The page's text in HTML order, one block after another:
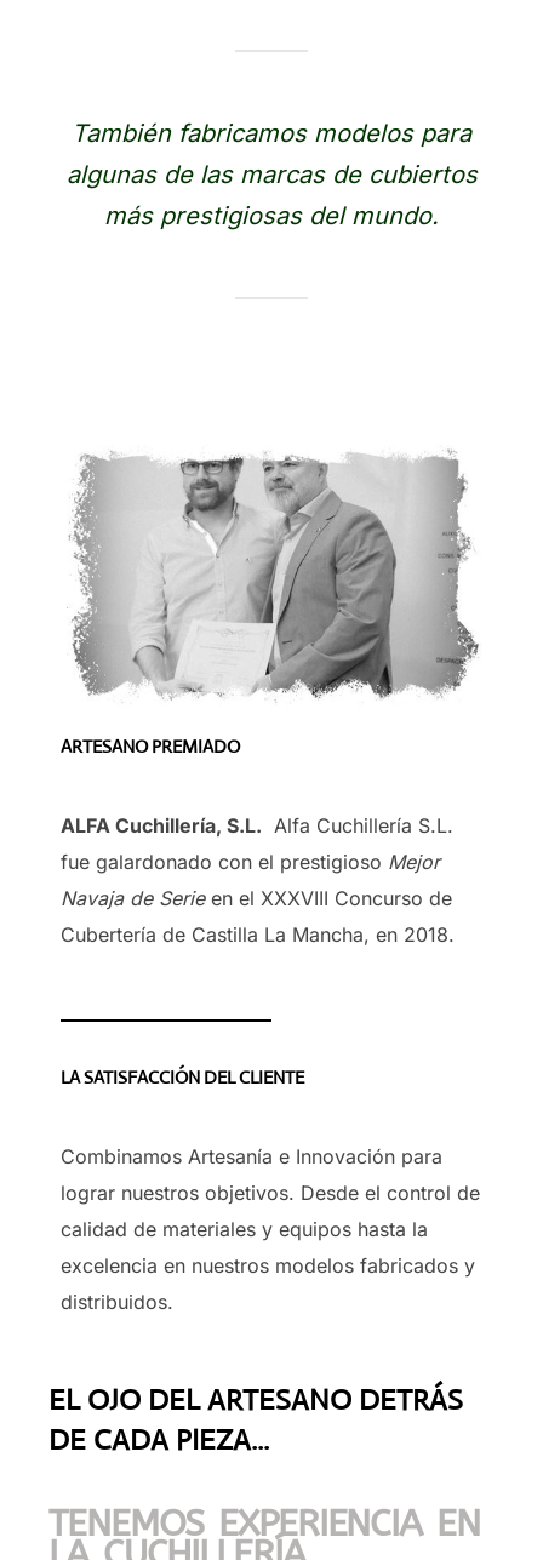
También fabricamos modelos para
algunas de las marcas de cubiertos
más prestigiosas del mundo.
ARTESANO PREMIADO
ALFA Cuchillería, S.L. Alfa Cuchillería S.L.
fue galardonado con el prestigioso Mejor
Navaja de Serieen el XXXVIII Concurso de
Cubertería de Castilla La Mancha, en 2018.
LA SATISFACCIÓN DEL CLIENTE
Combinamos Artesanía e Innovación para
lograr nuestros objetivos. Desde el control de
calidad de materiales y equipos hasta la
excelencia en nuestros modelos fabricados y
distribuidos.
EL OJO DEL ARTESANO DETRÁS
DE CADA PIEZA...
TENEMOS EXPERIENCIA EN